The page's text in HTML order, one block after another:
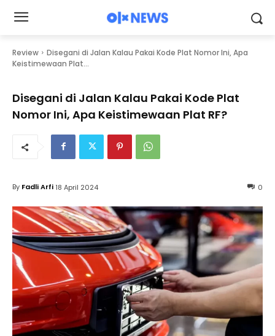
Review
Disegani di Jalan Kalau Pakai Kode Plat Nomor Ini, Apa
Keistimewaan Plat...
Disegani di Jalan Kalau Pakai Kode Plat
Nomor Ini, Apa Keistimewaan Plat RF?
0
By Fadli Arfi 18 April 2024